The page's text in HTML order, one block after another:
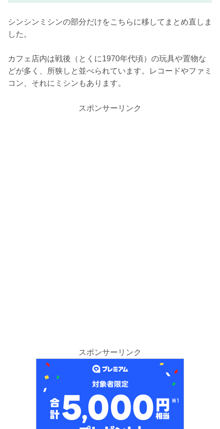
シンシンミシンの部分だけをこちらに移してまとめ直しま
した。
カフェ店内は戦後（とくに1970年代頃）の玩具や置物な
どが多く、所狭しと並べられています。レコードやファミ
コン、それにミシンもあります。
スポンサーリンク
スポンサーリンク